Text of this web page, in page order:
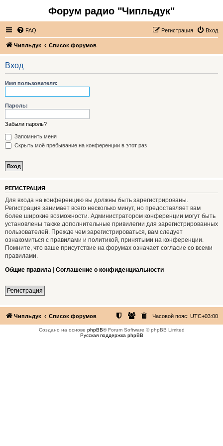
Форум радио "Чипльдук"
FAQ Вход
Регистрация
Чипльдук Список форумов
Вход
Имя пользователя:
Пароль:
Забыли пароль?
Запомнить меня
Скрыть моё пребывание на конференции в этот раз
РЕГИСТРАЦИЯ
Для входа на конференцию вы должны быть зарегистрированы.
Регистрация занимает всего несколько минут, но предоставляет вам
более широкие возможности. Администратором конференции могут быть
установлены также дополнительные привилегии для зарегистрированных
пользователей. Прежде чем зарегистрироваться, вам следует
ознакомиться с правилами и политикой, принятыми на конференции.
Помните, что ваше присутствие на форумах означает согласие со всеми
правилами.
Общие правила | Соглашение о конфиденциальности
Регистрация
Чипльдук Список форумов Часовой пояс: UTC+03:00
Создано на основе phpBB® Forum Software © phpBB Limited
Русская поддержка phpBB